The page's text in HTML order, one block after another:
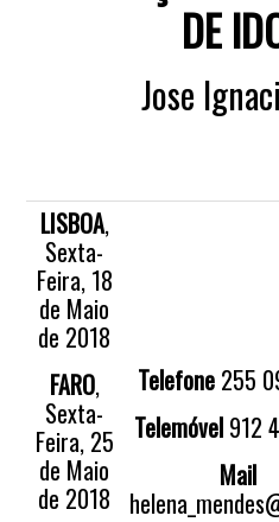
DE
Jose
LISBOA,
Sexta-
Feira, 18
de Maio
de 2018
FARO,
Sexta-
Feira, 25
de Maio
de 2018
Telefone 255
Telemóvel 912
Mail